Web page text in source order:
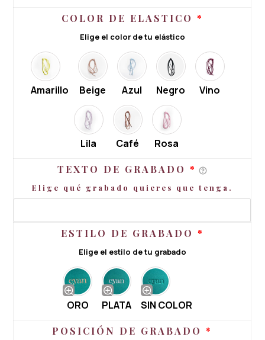
COLOR DE ELASTICO *
Elige el color de tu elástico
Amarillo Beige Azul Negro Vino
Lila Café Rosa
TEXTO DE GRABADO *
Elige qué grabado quieres que tenga.
ESTILO DE GRABADO *
Elige el estilo de tu grabado
ORO PLATA SIN COLOR
POSICIÓN DE GRABADO*